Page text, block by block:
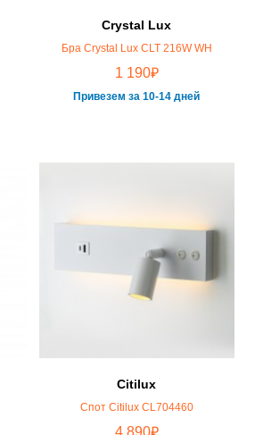
Crystal Lux
Бра Crystal Lux CLT 216W WH
1 190₽
Привезем за 10-14 дней
Citilux
Спот Citilux CL704460
4 890